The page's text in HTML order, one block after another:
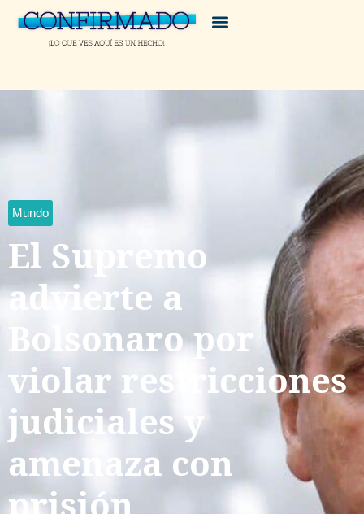
Mundo
El Supremo
advierte a
Bolsonaro por
violar restricciones
judiciales y
amenaza con
prisión